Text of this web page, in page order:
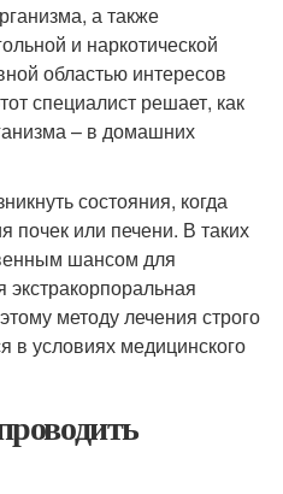
а также
и наркотической
областью интересов
специалист решает, как
– в домашних
состояния, когда
почек или печени. В таких
шансом для
методу лечения строго
в условиях медицинского